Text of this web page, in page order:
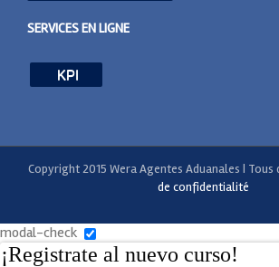
SERVICES EN LIGNE
KPI
Copyright 2015 Wera Agentes Aduanales | Tous
de confidentialité
modal-check
¡Registrate al nuevo curso!